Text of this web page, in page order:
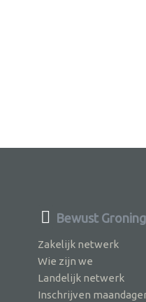
Bewust
Zakelijk netwerk
Wie zijn we
Landelijk netwerk
Inschrijven